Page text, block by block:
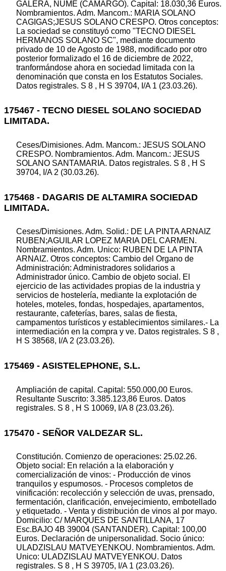
GALERA, NUME (CAMARGO). Capital: 18.030,36 Euros.
Nombramientos. Adm. Mancom.: MARIA SOLANO
CAGIGAS;JESUS SOLANO CRESPO. Otros conceptos:
La sociedad se constituyó como "TECNO DIESEL
HERMANOS SOLANO SC", mediante documento
privado de 10 de Agosto de 1988, modificado por otro
posterior formalizado el 16 de diciembre de 2022,
tranformándose ahora en sociedad limitada con la
denominación que consta en los Estatutos Sociales.
Datos registrales. S 8 , H S 39704, I/A 1 (23.03.26).
175467 - TECNO DIESEL SOLANO SOCIEDAD
LIMITADA.
Ceses/Dimisiones. Adm. Mancom.: JESUS SOLANO
CRESPO. Nombramientos. Adm. Mancom.: JESUS
SOLANO SANTAMARIA. Datos registrales. S 8 , H S
39704, I/A 2 (30.03.26).
175468 - DAGARIS DE ALTAMIRA SOCIEDAD
LIMITADA.
Ceses/Dimisiones. Adm. Solid.: DE LA PINTA ARNAIZ
RUBEN;AGUILAR LOPEZ MARIA DEL CARMEN.
Nombramientos. Adm. Unico: RUBEN DE LA PINTA
ARNAIZ. Otros conceptos: Cambio del Organo de
Administración: Administradores solidarios a
Administrador único. Cambio de objeto social. El
ejercicio de las actividades propias de la industria y
servicios de hostelería, mediante la explotación de
hoteles, moteles, fondas, hospedajes, apartamentos,
restaurante, cafeterías, bares, salas de fiesta,
campamentos turísticos y establecimientos similares.- La
intermediación en la compra y ve. Datos registrales. S 8 ,
H S 38568, I/A 2 (23.03.26).
175469 - ASISTELEPHONE, S.L.
Ampliación de capital. Capital: 550.000,00 Euros.
Resultante Suscrito: 3.385.123,86 Euros. Datos
registrales. S 8 , H S 10069, I/A 8 (23.03.26).
175470 - SEÑOR VALDEZAR SL.
Constitución. Comienzo de operaciones: 25.02.26.
Objeto social: En relación a la elaboración y
comercialización de vinos: - Producción de vinos
tranquilos y espumosos. - Procesos completos de
vinificación: recolección y selección de uvas, prensado,
fermentación, clarificación, envejecimiento, embotellado
y etiquetado. - Venta y distribución de vinos al por mayo.
Domicilio: C/ MARQUES DE SANTILLANA, 17
Esc.BAJO 4B 39004 (SANTANDER). Capital: 100,00
Euros. Declaración de unipersonalidad. Socio único:
ULADZISLAU MATVEYENKOU. Nombramientos. Adm.
Unico: ULADZISLAU MATVEYENKOU. Datos
registrales. S 8 , H S 39705, I/A 1 (23.03.26).